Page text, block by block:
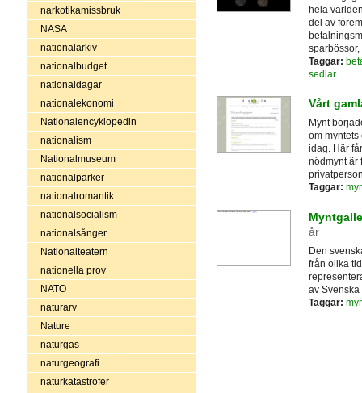
narkotikamissbruk
NASA
nationalarkiv
nationalbudget
nationaldagar
nationalekonomi
Nationalencyklopedin
nationalism
Nationalmuseum
nationalparker
nationalromantik
nationalsocialism
nationalsånger
Nationalteatern
nationella prov
NATO
naturarv
Nature
naturgas
naturgeografi
naturkatastrofer
hela
del av
Taggar:
sedlar
Vårt
Mynt
om
idag. Här
nödmynt är
Taggar:
år
Den
från olika
av
Taggar: